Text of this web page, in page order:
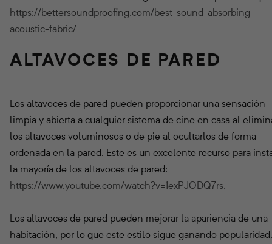
https://bettersoundproofing.com/best-sound-absorbing-
acoustic-fabric/
ALTAVOCES DE PARED
Los altavoces de pared pueden proporcionar una sensación
limpia y abierta a cualquier sistema de cine en casa al
los altavoces voluminosos o de pie al ocultarlos de forma
ordenada en la pared. Este es un excelente recurso para
la mayoría de los altavoces de pared:
https://www.youtube.com/watch?v=1exPJODQ7rs.
Los altavoces de pared pueden mejorar la apariencia de una
habitación, por lo que este estilo sigue ganando